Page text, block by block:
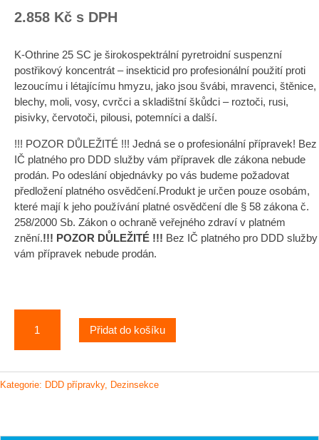
2.858 Kč s DPH
K-Othrine 25 SC je širokospektrální pyretroidní suspenzní
postřikový koncentrát – insekticid pro profesionální použití proti
lezoucímu i létajícímu hmyzu, jako jsou švábi, mravenci, štěnice,
blechy, moli, vosy, cvrčci a skladištní škůdci – roztoči, rusi,
pisivky, červotoči, pilousi, potemníci a další.
!!! POZOR DŮLEŽITÉ !!! Jedná se o profesionální přípravek! Bez
IČ platného pro DDD služby vám přípravek dle zákona nebude
prodán. Po odeslání objednávky po vás budeme požadovat
předložení platného osvědčení.Produkt je určen pouze osobám,
které mají k jeho používání platné osvědčení dle § 58 zákona č.
258/2000 Sb. Zákon o ochraně veřejného zdraví v platném
znění.!!! POZOR DŮLEŽITÉ !!! Bez IČ platného pro DDD služby
vám přípravek nebude prodán.
Othrine
25
(postřikový
Přidat do košíku
Kategorie: DDD přípravky, Dezinsekce